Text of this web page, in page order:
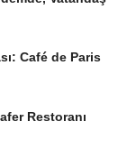
Café de Paris
Restoranı